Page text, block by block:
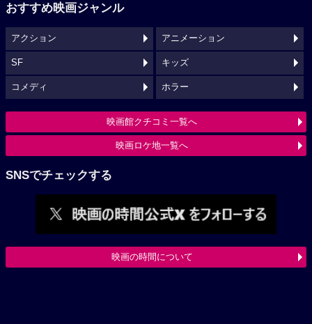
おすすめ映画ジャンル
アクション アニメーション
SF キッズ
コメディ ホラー
映画館クチコミ一覧へ
映画ロケ地一覧へ
SNSでチェックする
映画の時間について